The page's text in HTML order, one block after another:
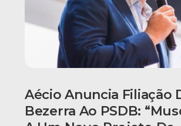
Aécio Anuncia Filiação
Bezerra Ao PSDB: